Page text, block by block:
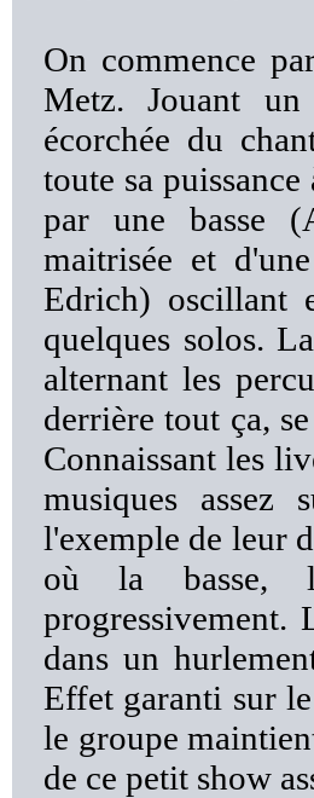
On commence
Metz. Jouant
écorchée du
toute sa
par une basse
maitrisée et
Edrich) oscillant
quelques solos.
alternant les
derrière tout ça,
Connaissant les
musiques assez
l'exemple de leur
où la basse,
progressivement.
dans un
Effet garanti sur
le groupe
de ce petit show